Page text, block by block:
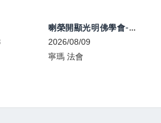
喇榮開顯光明佛學會-中陰文武百尊超渡法會
2026/08/09
寧瑪 法會